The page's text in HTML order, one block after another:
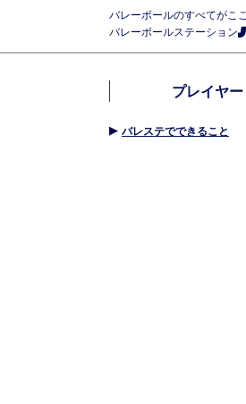
バレーボールのすべてがこ
バレーボールステーション
プレイヤー
バレステでできること